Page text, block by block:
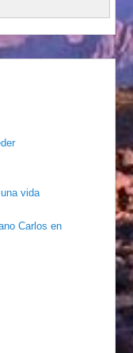
vida
Carlos en